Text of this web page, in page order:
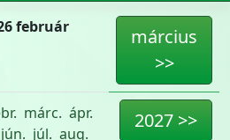
február
március
>>
márc. ápr.
jún. júl. aug.
2027 >>